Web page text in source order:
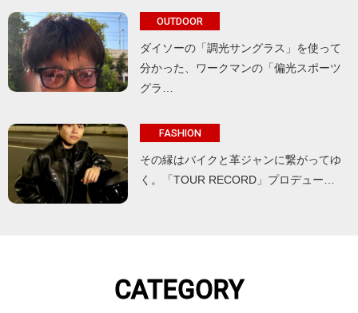
OUTDOOR
ダイソーの「調光サングラス」を使って
分かった、ワークマンの「偏光スポーツ
グラ…
FASHION
その縁はバイクと革ジャンに繋がってゆ
く。「TOUR RECORD」プロデュー…
CATEGORY